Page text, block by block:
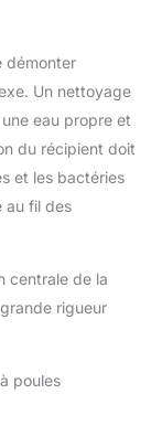
l'emploi.
démonter
Un nettoyage
eau propre et
du récipient doit
et les bactéries
au fil des
centrale de la
rigueur
poules